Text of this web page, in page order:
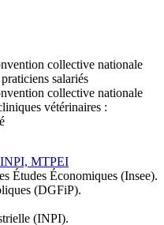
collective nationale
salariés
collective nationale
vétérinaires :
MTPEI
Études Économiques (Insee).
(DGFiP).
(INPI).